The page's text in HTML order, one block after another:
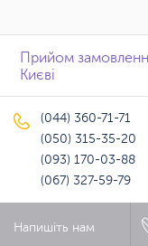
Прийом
Києві
(044) 360-71-71
(050) 315-35-20
(093) 170-03-88
(067) 327-59-79
Напишіть нам